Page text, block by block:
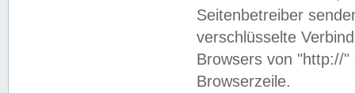
Seitenbetreiber
verschlüsselte
Browsers von "http://
Browserzeile.